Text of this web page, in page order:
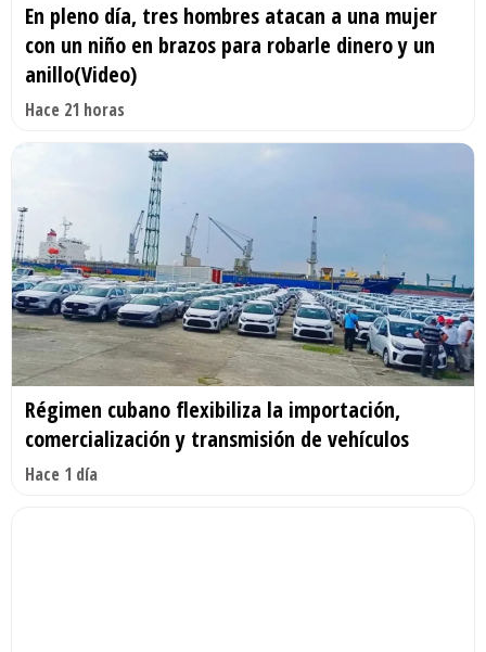
En pleno día, tres hombres atacan a una mujer
con un niño en brazos para robarle dinero y un
anillo(Video)
Hace 21 horas
Régimen cubano flexibiliza la importación,
comercialización y transmisión de vehículos
Hace 1 día